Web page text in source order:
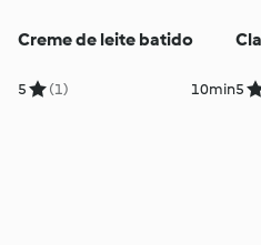
Creme de leite batido
5 (1) 10min5